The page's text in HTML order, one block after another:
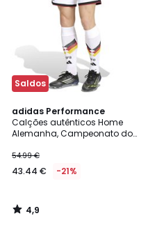
Saldos
adidas Performance
Calções autênticos Home
Alemanha, Campeonato do
54.99 €
43.44 € -21%
4,9
/ 5
4,9
/